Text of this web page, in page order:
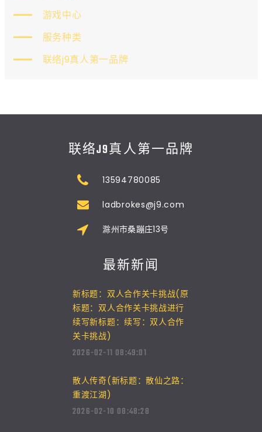
游戏中心
服务种类
联络j9真人第一品牌
联络J9真人第一品牌
13594780085
ladbrokes@j9.com
滁州市桑蹦庄13号
最新新闻
新标题：双人合作关卡挑战(原
标题：双人合作关卡挑战进行
续写新标题：续写：双人合作
关卡挑战)
2026-02-11 08:49:01
散人传奇(新标题：散仙之路：
重渡江湖)
2026-02-10 08:48:28